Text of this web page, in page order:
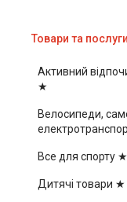
Товари та послуги
Активний
★
Велосипеди,
Все для спорту ★
Дитячі товари ★